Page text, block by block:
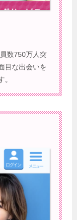
数750万人突
目な出会いを